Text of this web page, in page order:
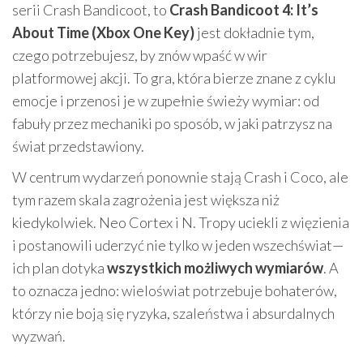
serii Crash Bandicoot, to Crash Bandicoot 4: It’s
About Time (Xbox One Key)jest dokładnie tym,
czego potrzebujesz, by znów wpaść w wir
platformowej akcji. To gra, która bierze znane z cyklu
emocje i przenosi je w zupełnie świeży wymiar: od
fabuły przez mechaniki po sposób, w jaki patrzysz na
świat przedstawiony.
W centrum wydarzeń ponownie stają Crash i Coco, ale
tym razem skala zagrożenia jest większa niż
kiedykolwiek. Neo Cortex i N. Tropy uciekli z więzienia
i postanowili uderzyć nie tylko w jeden wszechświat—
ich plan dotykawszystkich możliwych wymiarów. A
to oznacza jedno: wieloświat potrzebuje bohaterów,
którzy nie boją się ryzyka, szaleństwa i absurdalnych
wyzwań.